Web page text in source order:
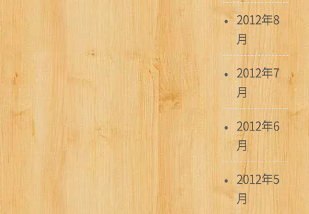
2012年8
月
2012年7
月
2012年6
月
2012年5
月